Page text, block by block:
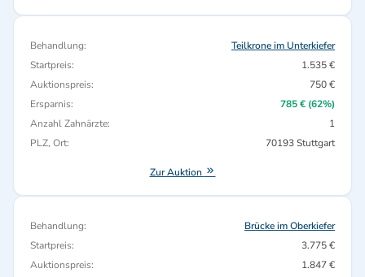
Behandlung:
Teilkrone im Unterkiefer
Startpreis:
1.535 €
Auktionspreis:
750 €
Ersparnis:
785 € (62%)
Anzahl Zahnärzte:
1
PLZ, Ort:
70193 Stuttgart
Zur Auktion
Behandlung:
Brücke im Oberkiefer
Startpreis:
3.775 €
Auktionspreis:
1.847 €